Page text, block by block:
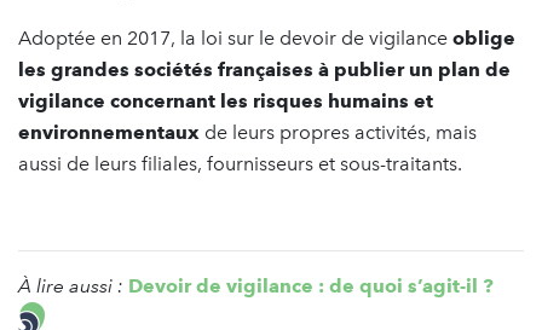
Adoptée en 2017, la loi sur le devoir de vigilance oblige
les grandes sociétés françaises à publier un plan de
vigilance concernant les risques humains et
environnementaux de leurs propres activités, mais
aussi de leurs filiales, fournisseurs et sous-traitants.
À lire aussi : Devoir de vigilance : de quoi s’agit-il ?